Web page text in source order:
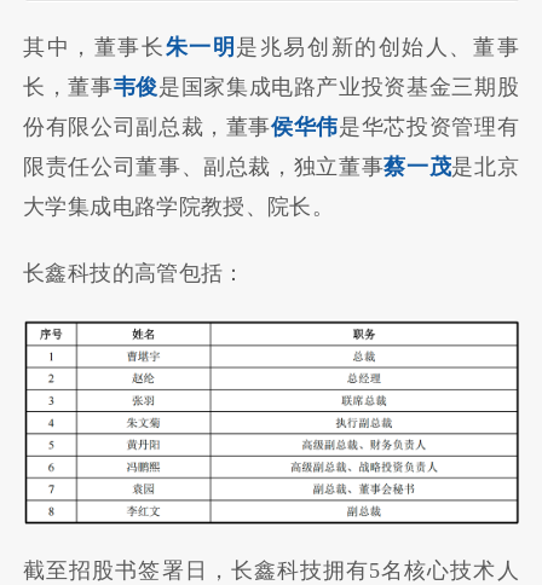
其中，董事长朱一明 是兆易创新的创始人、董事
长，董事韦俊是国家集成电路产业投资基金三期股
份有限公司副总裁，董事侯华伟是华芯投资管理有
限责任公司董事、副总裁，独立董事蔡一茂是北京
大学集成电路学院教授、院长。
长鑫科技的高管包括：
截至招股书签署日，长鑫科技拥有5名核心技术人